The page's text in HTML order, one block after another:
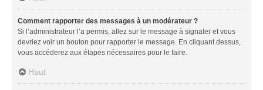
Comment rapporter des messages à un modérateur ?
Si l’administrateur l’a permis, allez sur le message à signaler et vous
devriez voir un bouton pour rapporter le message. En cliquant dessus,
vous accéderez aux étapes nécessaires pour le faire.
Haut